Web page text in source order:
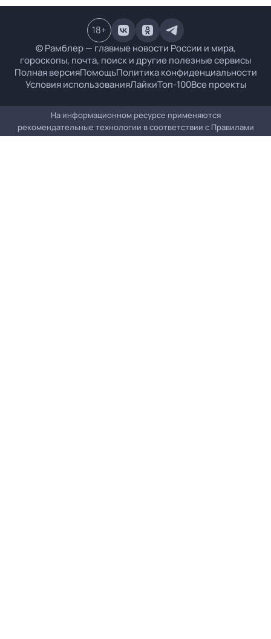
© Рамблер — главные новости России и мира,
гороскопы, почта, поиск и другие полезные сервисы
Полная версияПомощьПолитика конфиденциальности
Условия использованияЛайкиТоп-100Все проекты
18+
На информационном ресурсе применяются
рекомендательные технологии в соответствии с Правилами